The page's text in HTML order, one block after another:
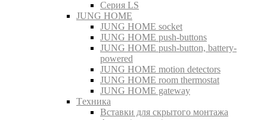
Серия LS
JUNG HOME
JUNG HOME socket
JUNG HOME push-buttons
JUNG HOME push-button, battery-
powered
JUNG HOME motion detectors
JUNG HOME room thermostat
JUNG HOME gateway
Tехника
Вставки для скрытого монтажа